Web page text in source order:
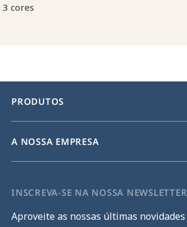
3 cores
PRODUTOS
A NOSSA EMPRESA
INSCREVA-SE NA NOSSA NEWSLETTER
Aproveite as nossas últimas